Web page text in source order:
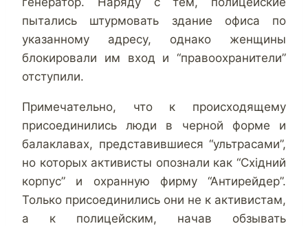
пытались штурмовать здание офиса по
указанному адресу, однако женщины
блокировали им вход и “правоохранители”
отступили.
Примечательно, что к происходящему
присоединились люди в черной форме и
балаклавах, представившиеся “ультрасами”,
но которых активисты опознали как “Східний
корпус” и охранную фирму “Антирейдер”.
Только присоединились они не к активистам,
а к полицейским, начав обзывать